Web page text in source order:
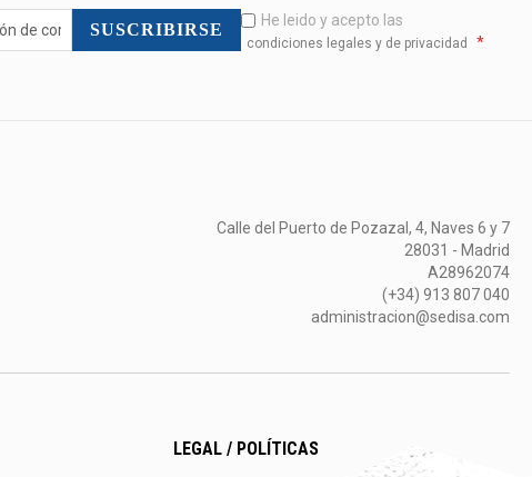
SUSCRIBIRSE He leido y acepto las
condiciones legales y de privacidad *
Calle del Puerto de Pozazal, 4, Naves 6 y 7
28031 - Madrid
A28962074
(+34) 913 807 040
administracion@sedisa.com
LEGAL / POLÍTICAS